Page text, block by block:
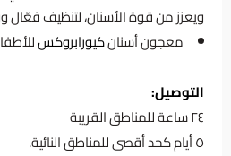
ويعزز من قوة الأسنان، لتنظيف فعّال
معجون أسنانكيورابروكس
التوصيل:
٢٤ ساعة للمناطق القريبة
٥ أيام كحد أقصى للمناطق النائية.